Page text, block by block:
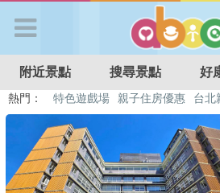
APP登入
首 頁
搜尋景點
附近景點 搜尋景點 好
熱門： 特色遊戲場 親子住房優惠 台北
溜滑梯民宿
觀光工廠 DIY摘果 日本親